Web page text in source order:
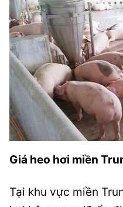
Giá heo hơi miền
Tại khu vực miền